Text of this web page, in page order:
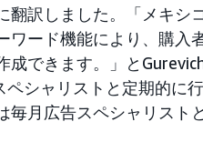
翻訳しました。「メキシ
ワード機能により、購
成できます。」と
シャリストと定期的に
毎月広告スペシャリスト